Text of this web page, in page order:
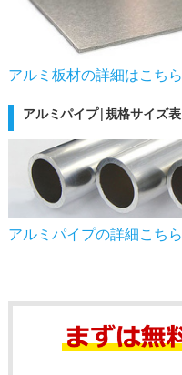
アルミ板材の詳細はこちら
アルミパイプ|規格サイズ表
アルミパイプの詳細こちら